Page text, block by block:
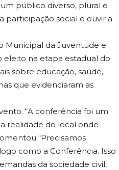
público diverso, plural e
social e ouvir a
Municipal da Juventude e
eleito na etapa estadual do
sobre educação, saúde,
que evidenciaram as
“A conferência foi um
realidade do local onde
“Precisamos
como a Conferência. Isso
da sociedade civil,